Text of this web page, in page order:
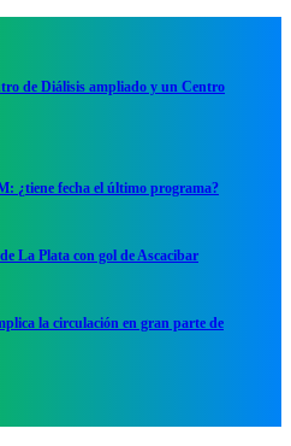
de Diálisis ampliado y un Centro
¿tiene fecha el último programa?
La Plata con gol de Ascacibar
la circulación en gran parte de